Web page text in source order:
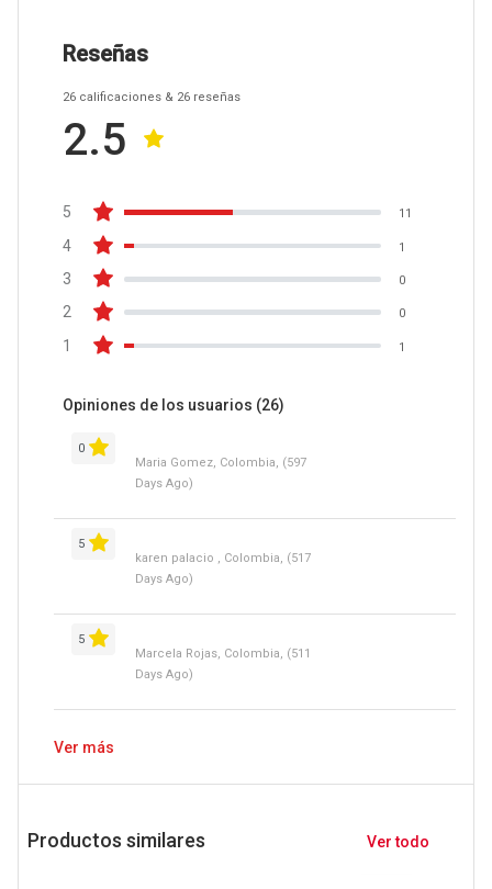
Reseñas
26 calificaciones & 26 reseñas
2.5
5 11
4 1
3 0
2 0
1 1
Opiniones de los usuarios (26)
0
Maria Gomez, Colombia, (597
Days Ago)
5
karen palacio , Colombia, (517
Days Ago)
5
Marcela Rojas, Colombia, (511
Days Ago)
Ver más
Productos similares Ver todo